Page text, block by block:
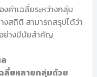
ค่าเฉลี่ยระหว่างกลุ่ม
สถิติ สามารถสรุปได้ว่า
ย่างมีนัยสำคัญ
ลี่ยหลายกลุ่มด้วย